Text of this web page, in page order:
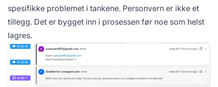
spesifikke problemet i tankene. Personvern er ikke et
tillegg. Det er bygget inn i prosessen før noe som helst
lagres.